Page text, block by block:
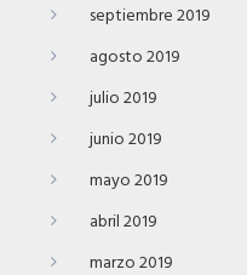
septiembre 2019
agosto 2019
julio 2019
junio 2019
mayo 2019
abril 2019
marzo 2019